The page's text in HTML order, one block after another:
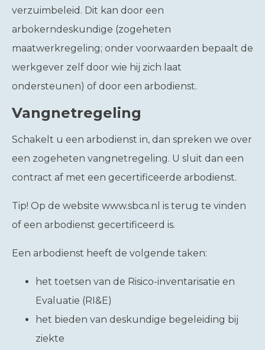
verzuimbeleid. Dit kan door een
arbokerndeskundige (zogeheten
maatwerkregeling; onder voorwaarden bepaalt de
werkgever zelf door wie hij zich laat
ondersteunen) of door een arbodienst.
Vangnetregeling
Schakelt u een arbodienst in, dan spreken we over
een zogeheten vangnetregeling. U sluit dan een
contract af met een gecertificeerde arbodienst.
Tip! Op de website www.sbca.nl is terug te vinden
of een arbodienst gecertificeerd is.
Een arbodienst heeft de volgende taken:
het toetsen van de Risico-inventarisatie en
Evaluatie (RI&E)
het bieden van deskundige begeleiding bij
ziekte